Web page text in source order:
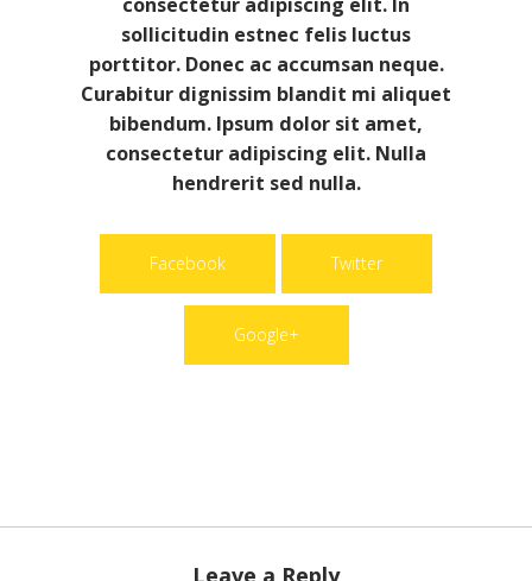
sollicitudin estnec felis luctus
porttitor. Donec ac accumsan neque.
Curabitur dignissim blandit mi aliquet
bibendum. Ipsum dolor sit amet,
consectetur adipiscing elit. Nulla
hendrerit sed nulla.
Facebook Twitter
Google+
Leave a Reply